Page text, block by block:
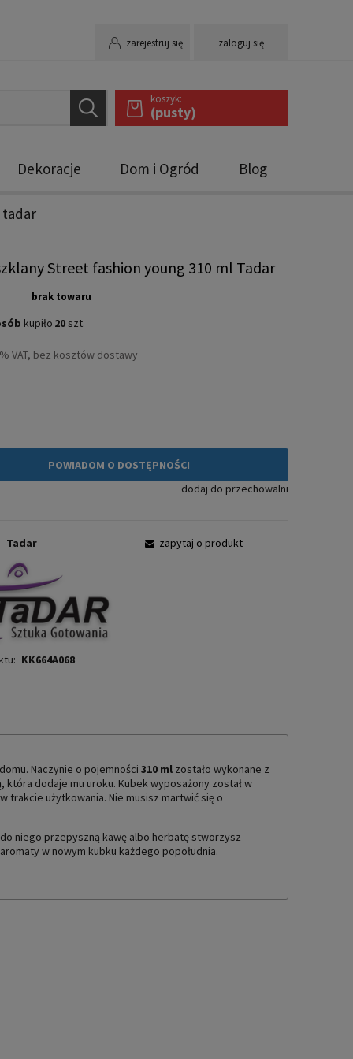
zarejestruj się zaloguj się
koszyk:
(pusty)
Dekoracje Dom i Ogród Blog
Street fashion young 310 ml Tadar
brak towaru
kupiło 20 szt.
VAT, bez kosztów dostawy
POWIADOM O DOSTĘPNOŚCI
dodaj do przechowalni
Tadar
KK664A068
zapytaj o produkt
Naczynie o pojemności 310 ml zostało wykonane z
dodaje mu uroku. Kubek wyposażony został w
użytkowania. Nie musisz martwić się o
niego przepyszną kawę albo herbatę stworzysz
w nowym kubku każdego popołudnia.